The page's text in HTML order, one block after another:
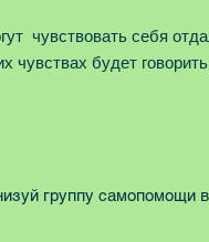
чувствовать себя
будет говорить
группу самопомощи